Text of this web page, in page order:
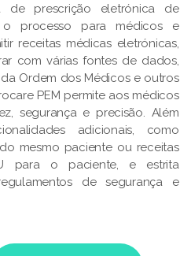
de prescrição eletrónica de
o processo para médicos e
receitas médicas eletrónicas,
com várias fontes de dados,
Ordem dos Médicos e outros
PEM permite aos médicos
segurança e precisão. Além
adicionais, como
mesmo paciente ou receitas
para o paciente, e estrita
de segurança e